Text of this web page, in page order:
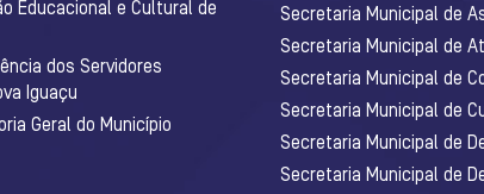
Educacional e Cultural de
dos Servidores
Iguaçu
Geral do Município
Secretaria Municipal de
Secretaria Municipal de
Secretaria Municipal de
Secretaria Municipal de
Secretaria Municipal de
Secretaria Municipal de